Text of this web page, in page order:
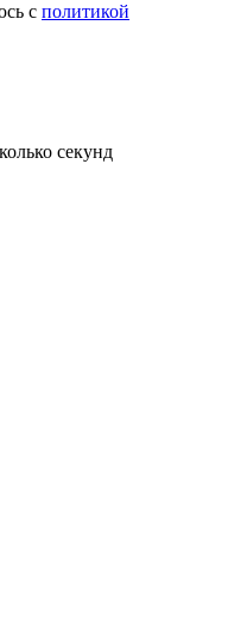
с политикой
секунд